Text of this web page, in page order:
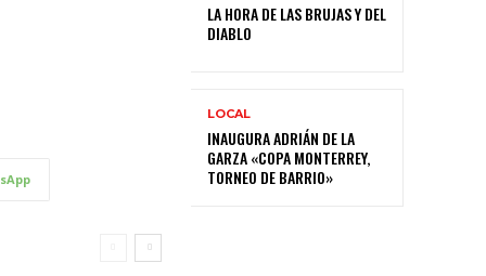
LA HORA DE LAS BRUJAS Y DEL
DIABLO
LOCAL
INAUGURA ADRIÁN DE LA
GARZA «COPA MONTERREY,
TORNEO DE BARRIO»